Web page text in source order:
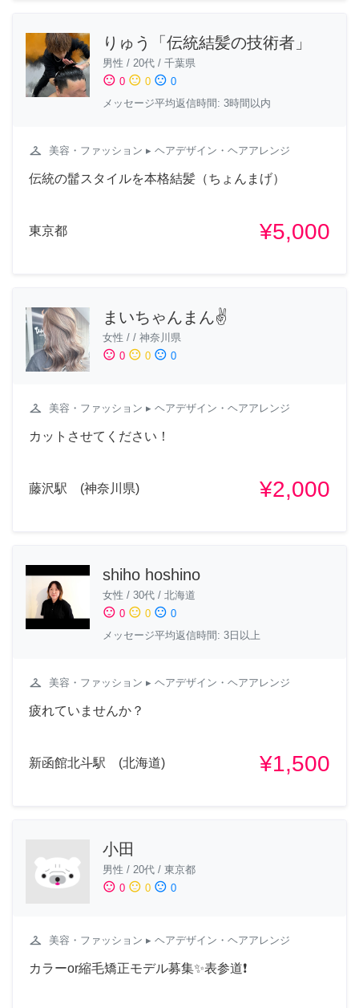
りゅう「伝統結髪の技術者」
男性 / 20代 / 千葉県
sentiment_satisfied 0 sentiment_neutral 0 sentiment_dissatisfied 0
メッセージ平均返信時間: 3時間以内
checkroom 美容・ファッション ▸ ヘアデザイン・ヘアアレンジ
伝統の髷スタイルを本格結髪（ちょんまげ）
東京都 ¥5,000
まいちゃんまん✌️
女性 / / 神奈川県
sentiment_satisfied 0 sentiment_neutral 0 sentiment_dissatisfied 0
checkroom 美容・ファッション ▸ ヘアデザイン・ヘアアレンジ
カットさせてください！
藤沢駅 (神奈川県) ¥2,000
shiho hoshino
女性 / 30代 / 北海道
sentiment_satisfied 0 sentiment_neutral 0 sentiment_dissatisfied 0
メッセージ平均返信時間: 3日以上
checkroom 美容・ファッション ▸ ヘアデザイン・ヘアアレンジ
疲れていませんか？
新函館北斗駅 (北海道) ¥1,500
小田
男性 / 20代 / 東京都
sentiment_satisfied 0 sentiment_neutral 0 sentiment_dissatisfied 0
checkroom 美容・ファッション ▸ ヘアデザイン・ヘアアレンジ
カラーor縮毛矯正モデル募集✨表参道❗️